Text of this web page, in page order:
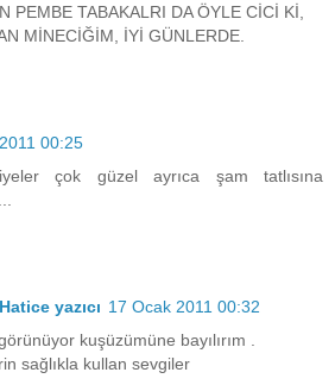
PEMBE TABAKALRI DA ÖYLE CİCİ Kİ,
MİNECİĞİM, İYİ GÜNLERDE.
00:25
çok güzel ayrıca şam tatlısına
yazıcı 17 Ocak 2011 00:32
kuşüzümüne bayılırım .
sağlıkla kullan sevgiler